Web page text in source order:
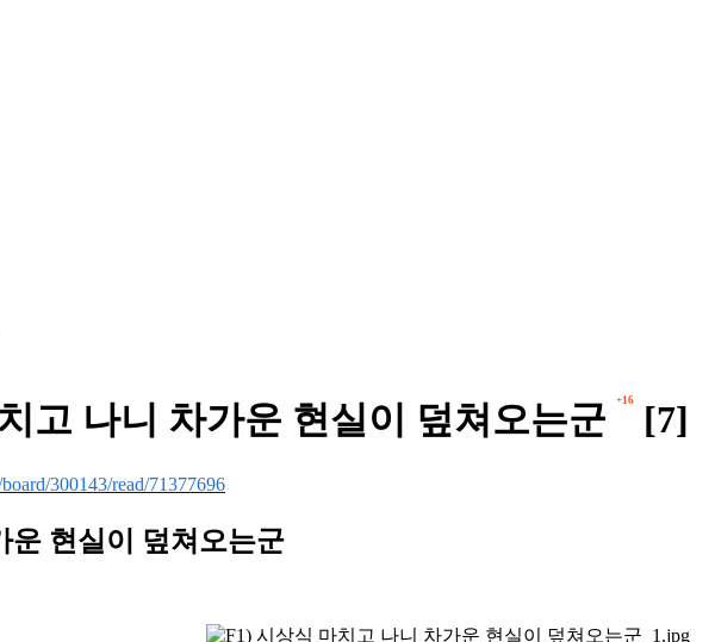
고 나니 차가운 현실이 덮쳐오는군 +16 [7]
300143/read/71377696
운 현실이 덮쳐오는군